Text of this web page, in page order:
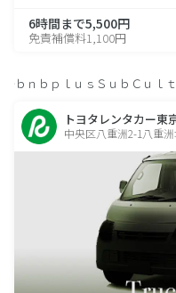
6時間まで5,500円
免責補償料1,100円
ｂｎｂｐｌｕｓＳｕｂＣｕｌ
トヨタレンタカー東
中央区八重洲2-1八重洲